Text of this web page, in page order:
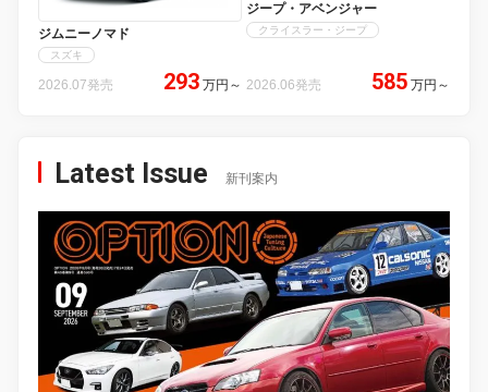
ジムニーノマド
スズキ
2026.07発売 293 万円 ～
ジープ・アベンジャー
クライスラー・ジープ
2026.06発売 585 万円 ～
Latest Issue 新刊案内